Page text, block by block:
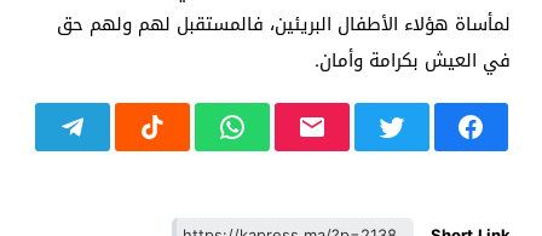
لمأساة هؤلاء الأطفال البريئين، فالمستقبل لهم ولهم حق
في العيش بكرامة وأمان.